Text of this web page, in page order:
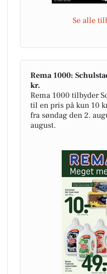
Se alle
Rema 1000:
kr.
Rema 1000 tilbyder
til en pris på kun 10
fra søndag den 2.
august.